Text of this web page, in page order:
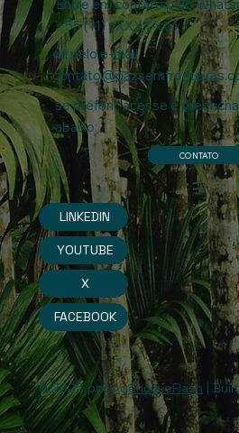
Entre em contato pelo
+55 (11) yXXXX-xxxx
ou pelo e-mail
se preferir, acesse e
abaixo:
CONTATO
© 2025 porAgência eFlash |
LINKEDIN
X
FACEBOOK
YOUTUBE